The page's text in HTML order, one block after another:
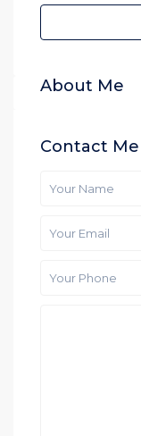
About Me
Contact Me